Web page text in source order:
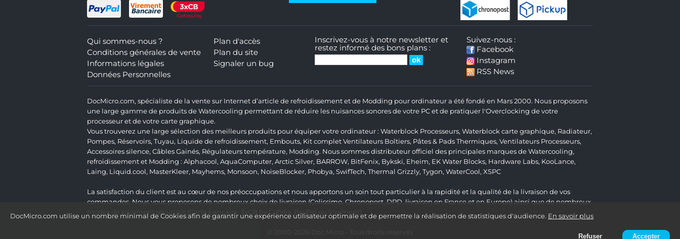
DocMicro.com utilise un nombre minimal de Cookies afin de garantir une expérience utilisateur optimale et de permettre la réalisation de statistiques d'audience. En savoir plus
Refuser Accepter
Qui sommes-nous ?
Conditions générales de vente
Informations légales
Données Personnelles
Plan d'accès
Plan du site
Signaler un bug
Inscrivez-vous à notre newsletter et
restez informé des bons plans :
Suivez-nous :
Facebook
Instagram
RSS News
DocMicro.com, spécialiste de la vente sur Internet d’article de refroidissement et de Modding pour ordinateur a été fondé en Mars 2000. Nous proposons
une large gamme de produits de Watercooling permettant de réduire les nuisances sonores de votre PC et de pratiquer l'Overclocking de votre
processeur et de votre carte graphique.
Vous trouverez une large sélection des meilleurs produits pour équiper votre ordinateur : Waterblock Processeurs, Waterblock carte graphique, Radiateur,
Pompes, Réservoirs, Tuyau, Liquide de refroidissement, Embouts, Kit complet Ventilateurs Boîtiers, Pâtes & Pads Thermiques, Ventilateurs Processeurs,
Accessoires silence, Câbles Gainés, Régulateurs température, Modding. Nous sommes distributeur officiel des principales marques de Watercooling,
refroidissement et Modding : Alphacool, AquaComputer, Arctic Silver, BARROW, BitFenix, Bykski, Eheim, EK Water Blocks, Hardware Labs, KooLance,
Laing, Liquid.cool, MasterKleer, Mayhems, Monsoon, NoiseBlocker, Phobya, SwifTech, Thermal Grizzly, Tygon, WaterCool, XSPC
La satisfaction du client est au cœur de nos préoccupations et nous apportons un soin tout particulier à la rapidité et la qualité de la livraison de vos
commandes. Nous vous proposons de nombreux choix de livraison (Colissimo, Chronopost, DPD, livraison en France et en Europe) ainsi que de nombreux
modes de paiement sécurisés (Carte bancaire, 3xCB by Cofidis, PayPal ou Virement).